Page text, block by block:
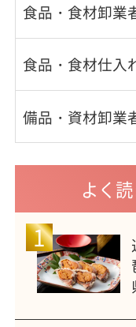
食品・食材卸業
食品・食材仕入
備品・資材卸業
よく
1